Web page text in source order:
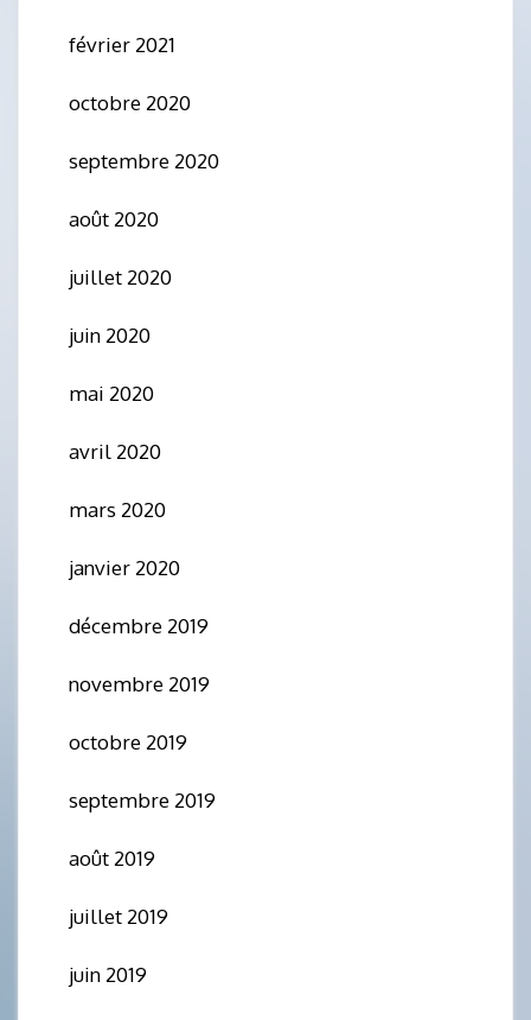
février 2021
octobre 2020
septembre 2020
août 2020
juillet 2020
juin 2020
mai 2020
avril 2020
mars 2020
janvier 2020
décembre 2019
novembre 2019
octobre 2019
septembre 2019
août 2019
juillet 2019
juin 2019